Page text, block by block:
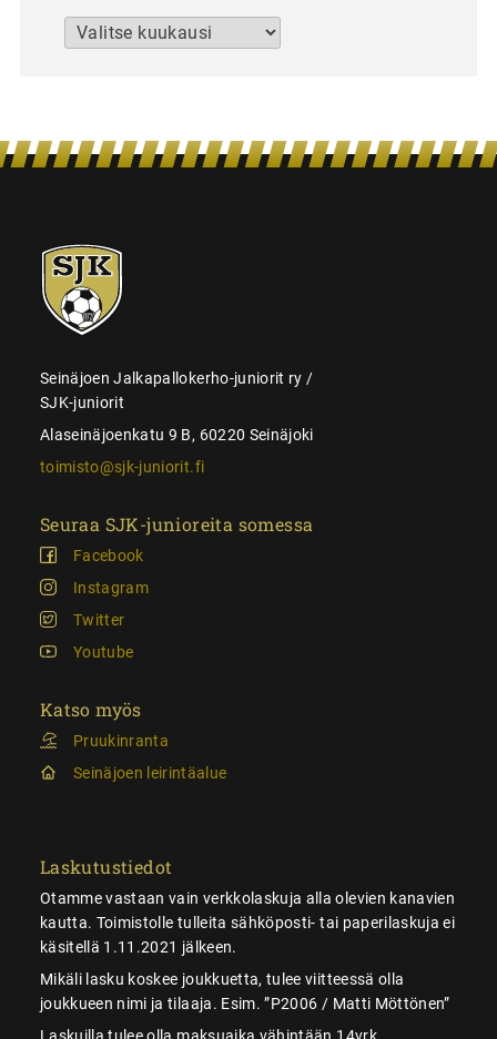
Arkistot
SJK-
juniorit
Seinäjoen Jalkapallokerho-juniorit ry /
SJK-juniorit
Alaseinäjoenkatu 9 B, 60220 Seinäjoki
toimisto@sjk-juniorit.fi
Seuraa SJK-junioreita somessa
Facebook
Instagram
Twitter
Youtube
Katso myös
Pruukinranta
Seinäjoen leirintäalue
Laskutustiedot
Otamme vastaan vain verkkolaskuja alla olevien kanavien
kautta. Toimistolle tulleita sähköposti- tai paperilaskuja ei
käsitellä 1.11.2021 jälkeen.
Mikäli lasku koskee joukkuetta, tulee viitteessä olla
joukkueen nimi ja tilaaja. Esim. ”P2006 / Matti Möttönen”
Laskuilla tulee olla maksuaika vähintään 14vrk.